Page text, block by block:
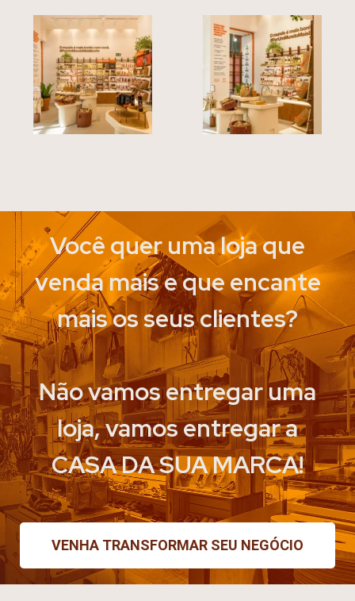
Você quer uma loja que
venda mais e que encante
mais os seus clientes?
Não vamos entregar uma
loja, vamos entregar a
CASA DA SUA MARCA!
VENHA TRANSFORMAR SEU NEGÓCIO